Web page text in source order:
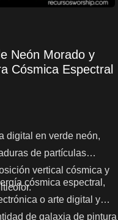
Neón Morado y
Cósmica Espectral
digital en verde neón,
de partículas
vertical cósmica y
cósmica espectral,
o arte digital y
de galaxia de pintura